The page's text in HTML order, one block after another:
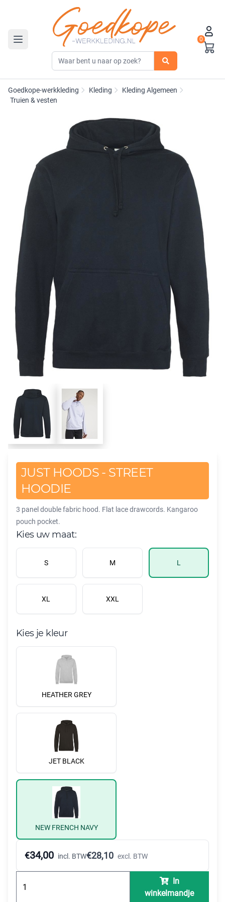
Toggle navigation
0
Goedkope-werkkleding Kleding
Kleding Algemeen
Truien & vesten
JUST HOODS - STREET
HOODIE
3 panel double fabric hood. Flat lace drawcords. Kangaroo
pouch pocket.
Kies uw maat:
S M L
XL XXL
Kies je kleur
HEATHER GREY
JET BLACK
NEW FRENCH NAVY
€34,00 incl. BTW€28,10 excl. BTW
In
winkelmandje